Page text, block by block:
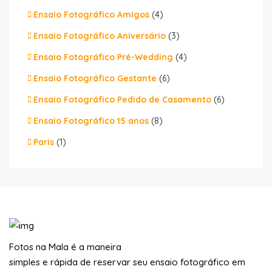
Ensaio Fotográfico Amigos (4)
Ensaio Fotográfico Aniversário (3)
Ensaio Fotográfico Pré-Wedding (4)
Ensaio Fotográfico Gestante (6)
Ensaio Fotográfico Pedido de Casamento (6)
Ensaio Fotográfico 15 anos (8)
Paris (1)
Fotos na Mala é a maneira
simples e rápida de reservar seu ensaio fotográfico em